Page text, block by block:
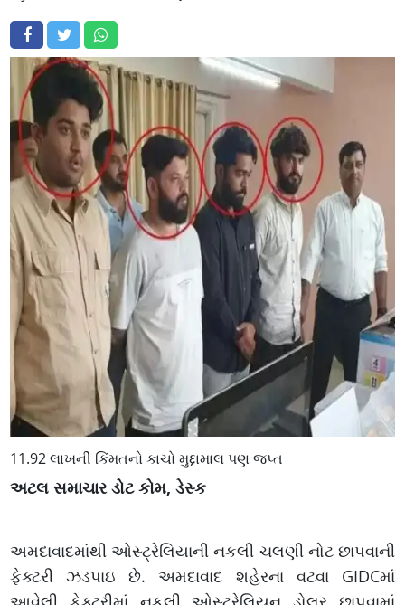
11.92 લાખની કિંમતનો કાચો મુદ્દામાલ પણ જપ્ત
અટલ સમાચાર ડોટ કોમ, ડેસ્ક
અમદાવાદમાંથી ઓસ્ટ્રેલિયાની નકલી ચલણી નોટ છાપવાની
ફેક્ટરી ઝડપાઇ છે. અમદાવાદ શહેરના વટવા GIDCમાં